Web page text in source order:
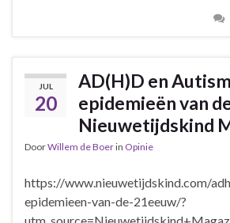
JUL
20
AD(H)D en
epidemieën van
Nieuwetijdskind
DoorWillem de Boerin Opinie
https://www.nieuwetijdskind.com/
epidemieen-van-de-21eeuw/?